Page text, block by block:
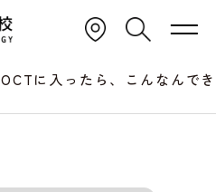
OCTに入ったら、こんなんで